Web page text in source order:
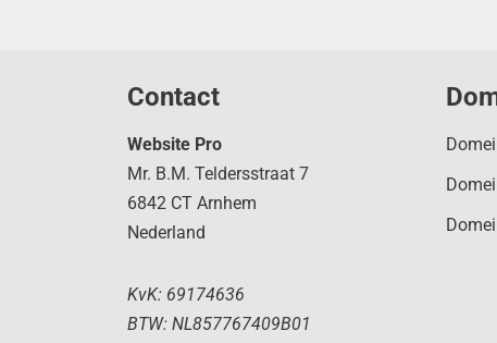
Contact
Website Pro
Mr. B.M. Teldersstraat 7
6842 CT Arnhem
Nederland
KvK: 69174636
BTW: NL857767409B01